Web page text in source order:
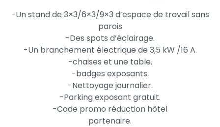
-Un stand de 3×3/6×3/9×3 d’espace de travail sans
parois
-Des spots d’éclairage.
-Un branchement électrique de 3,5 kW /16 A.
-chaises et une table.
-badges exposants.
-Nettoyage journalier.
-Parking exposant gratuit.
-Code promo réduction hôtel
partenaire.